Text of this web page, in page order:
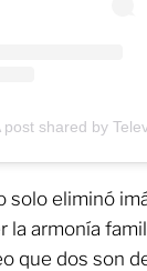
post shared by
solo eliminó
la armonía
que dos son